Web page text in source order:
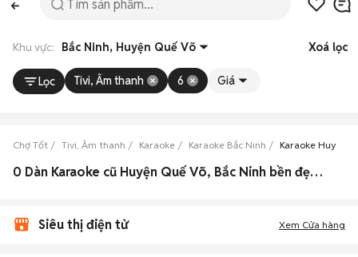
Khu vực: Bắc Ninh, Huyện Quế Võ Xoá lọc
Lọc Tivi, Âm thanh 6 Giá
Chợ Tốt Tivi, Âm thanh Karaoke Karaoke Bắc Ninh Karaoke Huyện
0 Dàn Karaoke cũ Huyện Quế Võ, Bắc Ninh bền đẹp, giá rẻ
Siêu thị điện tử Xem Cửa hàng